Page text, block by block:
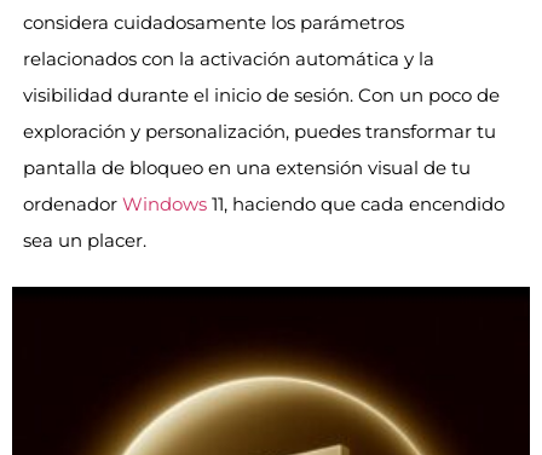
considera cuidadosamente los parámetros
relacionados con la activación automática y la
visibilidad durante el inicio de sesión. Con un poco de
exploración y personalización, puedes transformar tu
pantalla de bloqueo en una extensión visual de tu
ordenador Windows11, haciendo que cada encendido
sea un placer.